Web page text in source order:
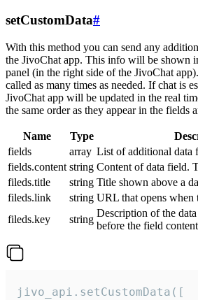
setCustomData#
With this method you can send any
the JivoChat app. This info will be shown
panel (in the right side of the JivoChat
called as many times as needed. If chat is
JivoChat app will be updated in the real
the same order as they appear in the fields
Name Type
fields
array List of additional data
fields.content string Content of data field.
fileds.title
string Title shown above a
fileds.link
string URL that opens when
fileds.key
string
Description of the
before the field
jivo_api.setCustomData([